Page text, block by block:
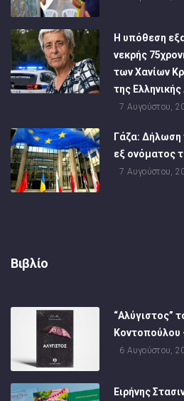
Η υπόθεση
νεκρής
των Χανίων
της
7 Αυγούστου,
Γάζα:
εξ ονόματος
7 Αυγούστου,
Βιβλίο
“Αλύγιστος”
Κοντοπούλου
6 Αυγούστου,
Ειρήνης